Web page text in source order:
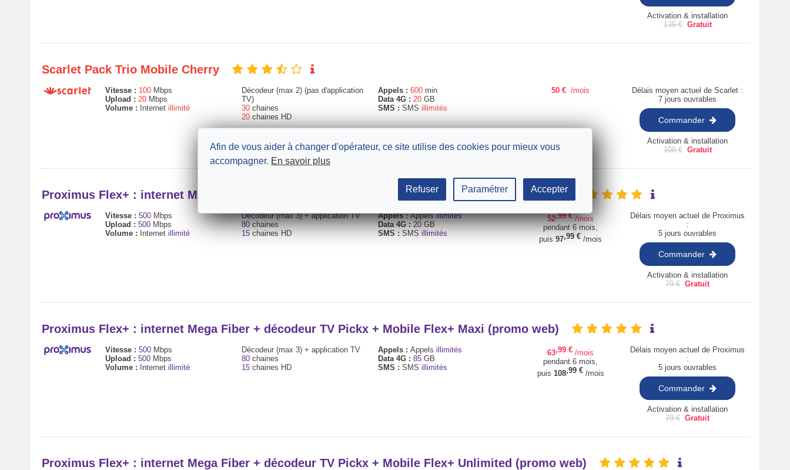
Activation & installation
135€ Gratuit
Scarlet Pack Trio Mobile Cherry
Vitesse : 100Mbps
Upload : 20Mbps
Volume :
Internet illimité
Décodeur (max 2) (pas d'application
TV)
30chaines
20chaines HD
Appels : 600min
Data 4G : 20GB
SMS : SMS illimités
50€ /mois
Délais moyen actuel de Scarlet :
7 jours ouvrables
Commander
Activation & installation
108€ Gratuit
Proximus Flex+ : internet Mega Fiber + décodeur TV Pickx + Mobile Flex+ Easy (promo web)
Vitesse : 500Mbps
Upload : 500Mbps
Volume :
Internet illimité
Décodeur (max 3) + application TV
80chaines
15chaines HD
Appels :Appelsillimités
Data 4G :20GB
SMS : SMS illimités
52,99€ /mois
pendant 6 mois,
puis 97,99€ /mois
Délais moyen actuel de Proximus
:
5 jours ouvrables
Commander
Activation & installation
79€ Gratuit
Proximus Flex+ : internet Mega Fiber + décodeur TV Pickx + Mobile Flex+ Maxi (promo web)
Vitesse : 500Mbps
Upload : 500Mbps
Volume :
Internet illimité
Décodeur (max 3) + application TV
80chaines
15chaines HD
Appels : Appels illimités
Data 4G : 85GB
SMS : SMS illimités
63,99€ /mois
pendant 6 mois,
puis 108,99 €/mois
Délais moyen actuel de Proximus
:
5 jours ouvrables
Commander
Activation & installation
79€ Gratuit
Proximus Flex+ : internet Mega Fiber + décodeur TV Pickx + Mobile Flex+ Unlimited (promo web)
Afin de vous aider à changer d'opérateur, ce site utilise des cookies pour mieux vous
accompagner. En savoir plus
Refuser Paramétrer Accepter